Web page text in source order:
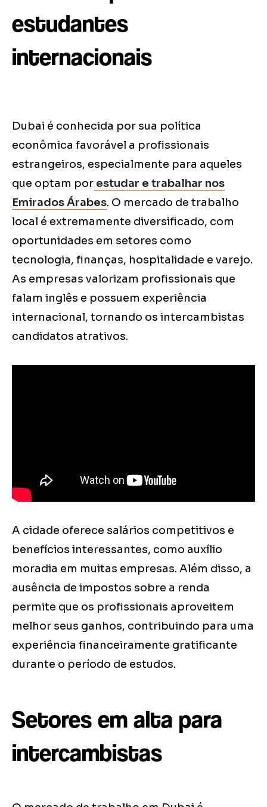
estudantes
internacionais
Dubai é conhecida por sua política
econômica favorável a profissionais
estrangeiros, especialmente para aqueles
que optam por estudar e trabalhar nos
Emirados Árabes. O mercado de trabalho
local é extremamente diversificado, com
oportunidades em setores como
tecnologia, finanças, hospitalidade e varejo.
As empresas valorizam profissionais que
falam inglês e possuem experiência
internacional, tornando os intercambistas
candidatos atrativos.
A cidade oferece salários competitivos e
benefícios interessantes, como auxílio
moradia em muitas empresas. Além disso, a
ausência de impostos sobre a renda
permite que os profissionais aproveitem
melhor seus ganhos, contribuindo para uma
experiência financeiramente gratificante
durante o período de estudos.
Setores em alta para
intercambistas